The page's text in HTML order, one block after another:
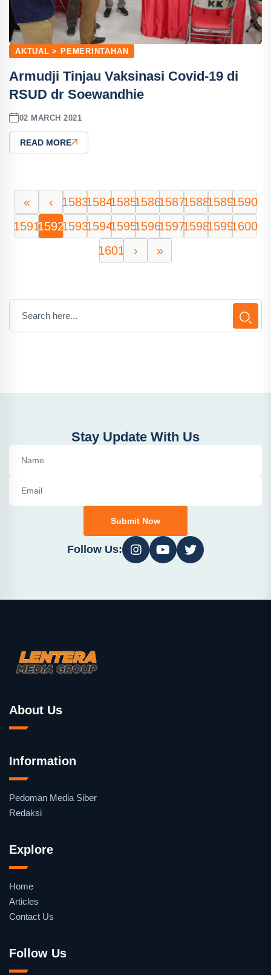
AKTUAL > PEMERINTAHAN
Armudji Tinjau Vaksinasi Covid-19 di
RSUD dr Soewandhie
02 MARCH 2021
READ MORE
« ‹ 15831584158515861587158815891590
1591159215931594159515961597159815991600
1601
› »
Stay Update With Us
Submit Now
Follow Us:
About Us
Information
Pedoman Media Siber
Redaksi
Explore
Home
Articles
Contact Us
Follow Us